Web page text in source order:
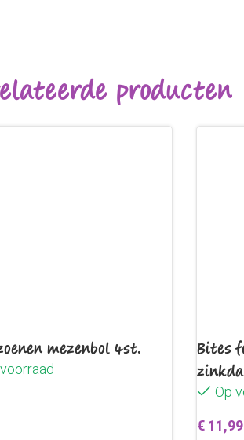
producten
mezenbol 4st.
Bites
Op
€ 11,99